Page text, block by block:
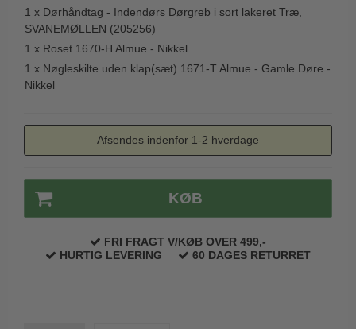
Udendørs dørgreb
1 x Dørhåndtag - Indendørs Dørgreb i sort lakeret Træ,
SVANEMØLLEN (205256)
1 x Roset 1670-H Almue - Nikkel
1 x Nøgleskilte uden klap(sæt) 1671-T Almue - Gamle Døre -
Nikkel
Afsendes indenfor 1-2 hverdage
KØB
FRI FRAGT V/KØB OVER 499,-
HURTIG LEVERING
60 DAGES RETURRET